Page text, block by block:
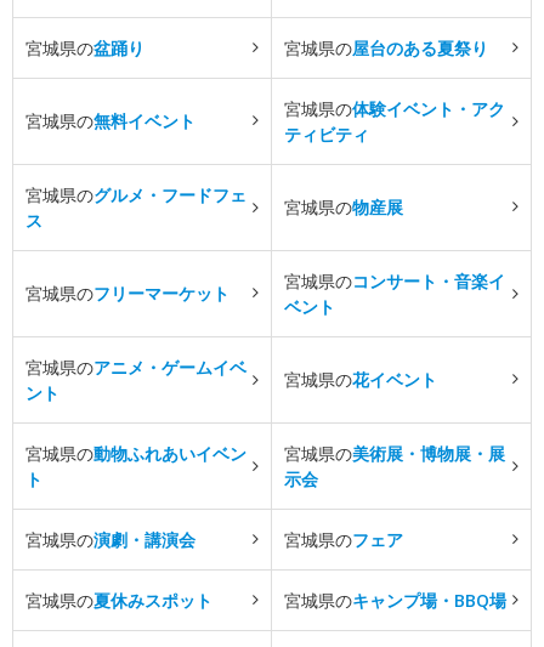
宮城県の盆踊り 宮城県の屋台のある夏祭り
宮城県の無料イベント
宮城県の体験イベント・アク
ティビティ
宮城県のグルメ・フードフェ
ス
宮城県の物産展
宮城県のフリーマーケット
宮城県のコンサート・音楽イ
ベント
宮城県のアニメ・ゲームイベ
ント
宮城県の花イベント
宮城県の動物ふれあいイベン
ト
宮城県の美術展・博物展・展
示会
宮城県の演劇・講演会 宮城県のフェア
宮城県の夏休みスポット 宮城県のキャンプ場・BBQ場